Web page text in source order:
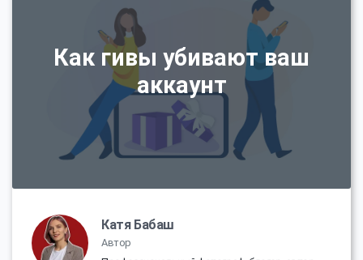
Как гивы убивают ваш
аккаунт
Катя Бабаш
Автор